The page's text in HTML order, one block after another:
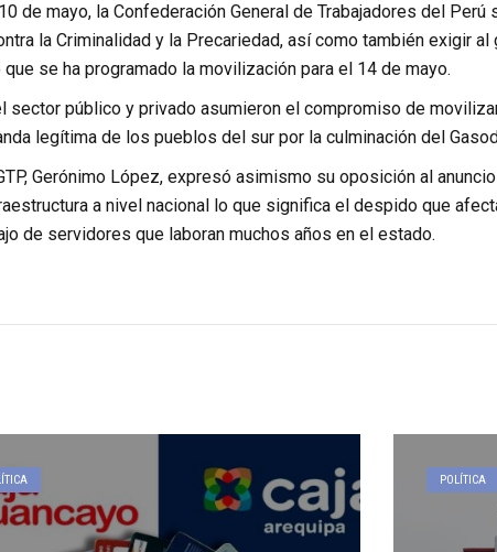
de mayo, la Confederación General de Trabajadores del
la Criminalidad y la Precariedad, así como también exigir
se ha programado la movilización para el 14 de mayo.
sector público y privado asumieron el compromiso de
legítima de los pueblos del sur por la culminación del
Gerónimo López, expresó asimismo su oposición al
a nivel nacional lo que significa el despido que
de servidores que laboran muchos años en el estado.
POLÍTICA